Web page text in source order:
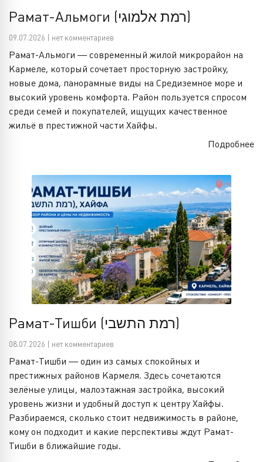
Рамат-Альмоги (רמת אלמוגי)
09.07.2026 | нет комментариев
Рамат-Альмоги — современный жилой микрорайон на
Кармеле, который сочетает просторную застройку,
новые дома, панорамные виды на Средиземное море и
высокий уровень комфорта. Район пользуется спросом
среди семей и покупателей, ищущих качественное
жильё в престижной части Хайфы.
Подробнее
Рамат-Тишби (רמת התשבי)
08.07.2026 | нет комментариев
Рамат-Тишби — один из самых спокойных и
престижных районов Кармеля. Здесь сочетаются
зелёные улицы, малоэтажная застройка, высокий
уровень жизни и удобный доступ к центру Хайфы.
Разбираемся, сколько стоит недвижимость в районе,
кому он подходит и какие перспективы ждут Рамат-
Тишби в ближайшие годы.